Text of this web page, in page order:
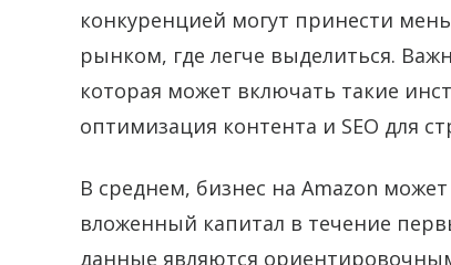
конкуренцией могут принести
рынком, где легче выделиться.
которая может включать такие
оптимизация контента и SEO для
В среднем, бизнес на Amazon
вложенный капитал в течение
данные являются